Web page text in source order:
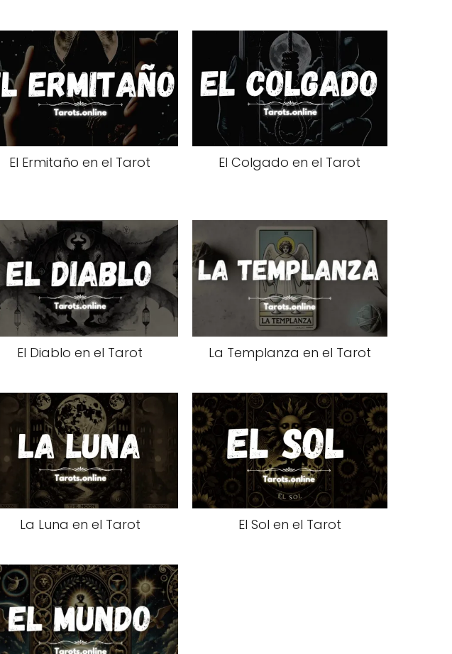
El Ermitaño en el Tarot El Colgado en el Tarot
El Diablo en el Tarot La Templanza en el Tarot
La Luna en el Tarot El Sol en el Tarot